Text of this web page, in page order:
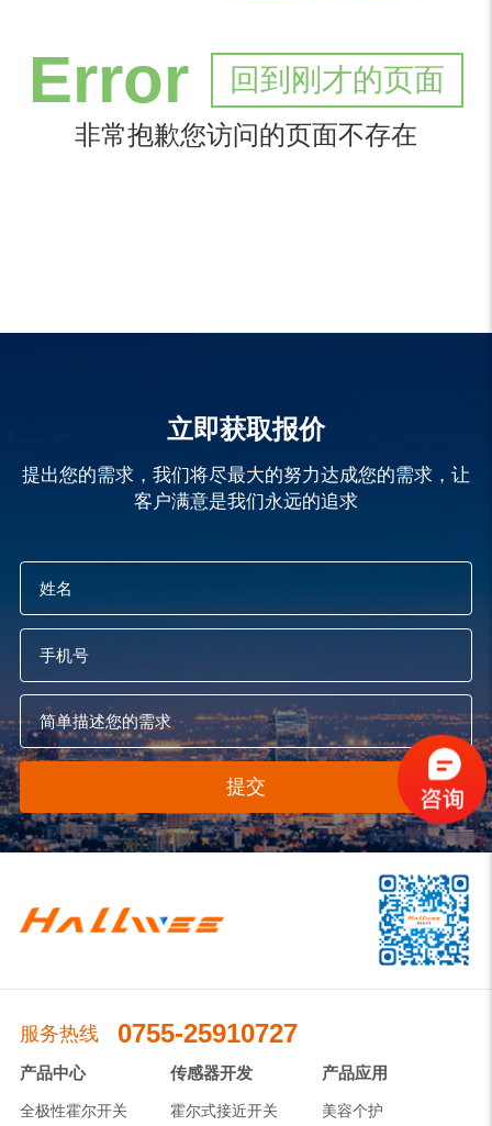
Error 回到刚才的页面
非常抱歉您访问的页面不存在
立即获取报价
提出您的需求，我们将尽最大的努力达成您的需求，让
客户满意是我们永远的追求
提交
服务热线 0755-25910727
产品中心
全极性霍尔开关
传感器开发
霍尔式接近开关
产品应用
美容个护